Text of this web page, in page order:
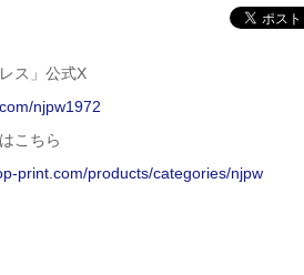
ス」公式X
njpw1972
こちら
print.com/products/categories/njpw